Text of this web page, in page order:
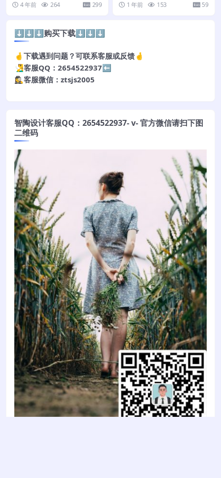
4 年前 264 299 1 年前 153 59
⬇️⬇️⬇️购买下载⬇️⬇️⬇️
🤞下载遇到问题？可联系客服或反馈🤞
🧏‍♂️客服QQ：2654522937⬅️
🕵️‍♀️客服微信：ztsjs2005
智陶设计客服QQ：2654522937- v- 官方微信请扫下图
二维码